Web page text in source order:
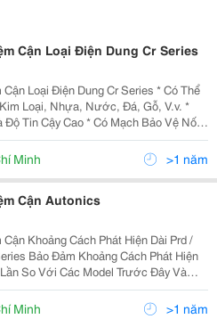
Cận Loại Điện Dung Cr Series
Loại Điện Dung Cr Series * Có Thể
Loại, Nhựa, Nước, Đá, Gỗ, V.v. *
Độ Tin Cậy Cao * Có Mạch Bảo Vệ Nối
Quá Áp * Dễ Dàng Điều Chỉnh
Hiện Với Biến Trở Điều Chỉ
Minh >1 năm
Cận Autonics
Khoảng Cách Phát Hiện Dài Prd /
Bảo Đảm Khoảng Cách Phát Hiện
So Với Các Model Trước Đây Và
Tính Chống Nhiễu Siêu Đẳng Bậc
Ic Được Thiết Kế Chuyên Dụng.
Minh >1 năm